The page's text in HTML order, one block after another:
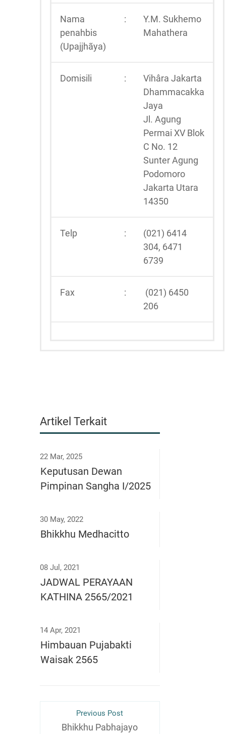
Nama
penahbis
(Upajjhãya)
:
Y.M. Sukhemo
Mahathera
Domisili :
Vihâra Jakarta
Dhammacakka
Jaya
Jl. Agung
Permai XV Blok
C No. 12
Sunter Agung
Podomoro
Jakarta Utara
14350
Telp :
(021) 6414
304, 6471
6739
Fax :
(021) 6450
206
Artikel Terkait
22 Mar, 2025
Keputusan Dewan
Pimpinan Sangha I/2025
30 May, 2022
Bhikkhu Medhacitto
08 Jul, 2021
JADWAL PERAYAAN
KATHINA 2565/2021
14 Apr, 2021
Himbauan Pujabakti
Waisak 2565
Previous Post
Bhikkhu Pabhajayo